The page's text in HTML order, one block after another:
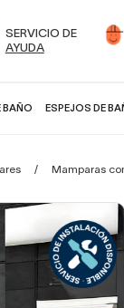
SERVICIO DE
AYUDA
BAÑO ESPEJOS DE
Mamparas